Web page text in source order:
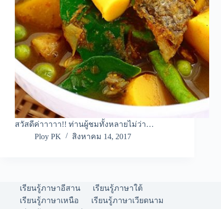
สวัสดีค่าาาาา!! ท่านผู้ชมทั้งหลายไม่ว่า…
Ploy PK
สิงหาคม 14, 2017
เรียนรู้ภาษาอีสาน
เรียนรู้ภาษาใต้
เรียนรู้ภาษาเหนือ
เรียนรู้ภาษาเวียดนาม